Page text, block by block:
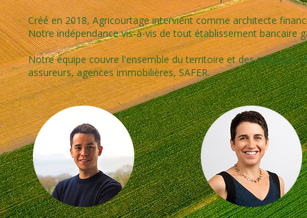
Créé en 2018, Agricourtage intervient comme architecte
Notre indépendance vis-à-vis de tout établissement bancaire
Notre équipe couvre l'ensemble du territoire et des solutions
assureurs, agences immobilières, SAFER.